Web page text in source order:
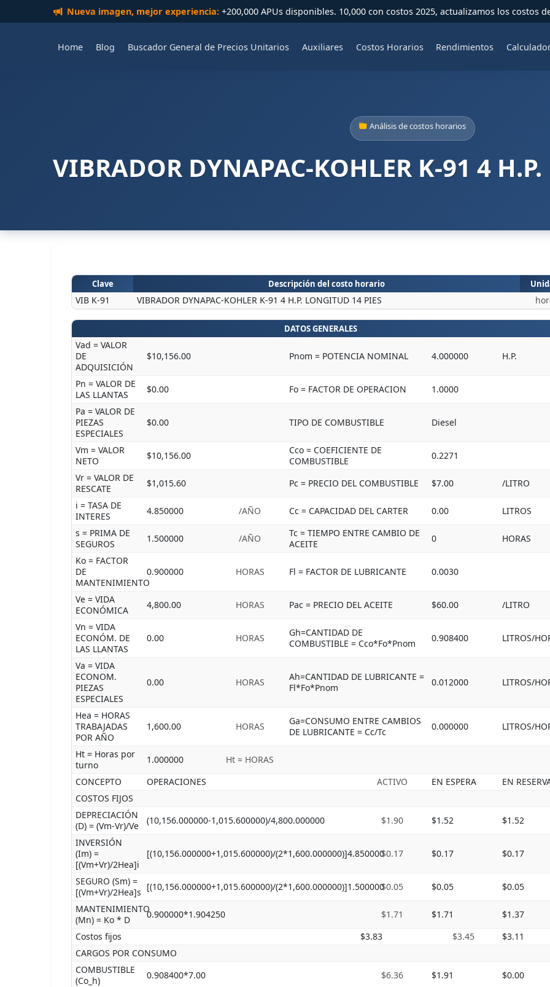
Nueva imagen, mejor experiencia:+200,000 APUs disponibles. 10,000 con costos 2025, actualizamos los costos
Home Blog Buscador General de Precios Unitarios Auxiliares Costos Horarios Rendimientos
Análisis de costos horarios
VIBRADOR DYNAPAC-KOHLER K-91 4
Clave Descripción del costo horario
VIB K-91 VIBRADOR DYNAPAC-KOHLER K-91 4 H.P. LONGITUD 14 PIES
DATOS GENERALES
Vad = VALOR
DE
ADQUISICIÓN
$10,156.00 Pnom = POTENCIA NOMINAL 4.000000 H.P.
Pn = VALOR DE
LAS LLANTAS
$0.00 Fo = FACTOR DE OPERACION
1.0000
Pa = VALOR DE
PIEZAS
ESPECIALES
$0.00 TIPO DE COMBUSTIBLE Diesel
Vm = VALOR
NETO
$10,156.00
Cco = COEFICIENTE DE
COMBUSTIBLE
0.2271
Vr = VALOR DE
RESCATE
$1,015.60 Pc = PRECIO DEL COMBUSTIBLE $7.00
/LITRO
i = TASA DE
INTERES
4.850000 /AÑO Cc = CAPACIDAD DEL CARTER 0.00
LITROS
s = PRIMA DE
SEGUROS
1.500000 /AÑO
Tc = TIEMPO ENTRE CAMBIO DE
ACEITE
0
HORAS
Ko = FACTOR
DE
MANTENIMIENTO
0.900000 HORAS Fl = FACTOR DE LUBRICANTE 0.0030
Ve = VIDA
ECONÓMICA
4,800.00 HORAS Pac = PRECIO DEL ACEITE $60.00
/LITRO
Vn = VIDA
ECONÓM. DE
LAS LLANTAS
0.00 HORAS
Gh=CANTIDAD DE
COMBUSTIBLE = Cco*Fo*Pnom
0.908400 LITROS/
Va = VIDA
ECONOM.
PIEZAS
ESPECIALES
0.00 HORAS
Ah=CANTIDAD DE LUBRICANTE =
Fl*Fo*Pnom
0.012000 LITROS/
Hea = HORAS
TRABAJADAS
POR AÑO
1,600.00 HORAS
Ga=CONSUMO ENTRE CAMBIOS
DE LUBRICANTE = Cc/Tc
0.000000 LITROS/
Ht = Horas por
turno
1.000000
Ht = HORAS
CONCEPTO
OPERACIONES ACTIVO EN ESPERA
EN
COSTOS FIJOS
DEPRECIACIÓN
(D) = (Vm-Vr)/Ve
(10,156.000000-1,015.600000)/4,800.000000 $1.90 $1.52
$1.52
INVERSIÓN
(Im) =
[(Vm+Vr)/2Hea]i
[(10,156.000000+1,015.600000)/(2*1,600.000000)]4.850000$0.17 $0.17 $0.17
SEGURO (Sm) =
[(Vm+Vr)/2Hea]s [(10,156.000000+1,015.600000)/(2*1,600.000000)]1.500000$0.05 $0.05
$0.05
MANTENIMIENTO
(Mn) = Ko * D
0.900000*1.904250 $1.71 $1.71
$1.37
Costos fijos
$3.83 $3.45
$3.11
CARGOS POR CONSUMO
COMBUSTIBLE
(Co_h)
0.908400*7.00 $6.36 $1.91
$0.00